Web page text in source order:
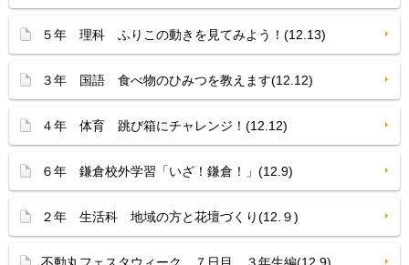
５年 理科 ふりこの動きを見てみよう！(12.13)
３年 国語 食べ物のひみつを教えます(12.12)
４年 体育 跳び箱にチャレンジ！(12.12)
６年 鎌倉校外学習「いざ！鎌倉！」(12.9)
２年 生活科 地域の方と花壇づくり(12.９)